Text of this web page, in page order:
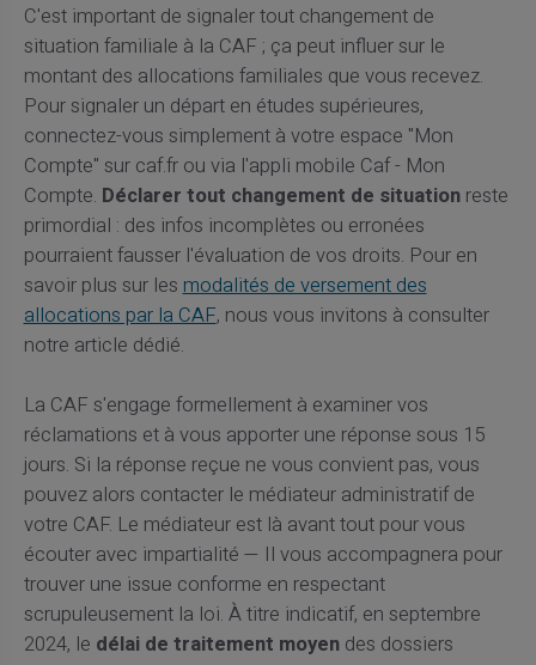
C'est important de signaler tout changement de
situation familiale à la CAF ; ça peut influer sur le
montant des allocations familiales que vous recevez.
Pour signaler un départ en études supérieures,
connectez-vous simplement à votre espace "Mon
Compte" sur caf.fr ou via l'appli mobile Caf - Mon
Compte. Déclarer tout changement de situationreste
primordial : des infos incomplètes ou erronées
pourraient fausser l'évaluation de vos droits. Pour en
savoir plus sur les modalités de versement des
allocations par la CAF, nous vous invitons à consulter
notre article dédié.
La CAF s'engage formellement à examiner vos
réclamations et à vous apporter une réponse sous 15
jours. Si la réponse reçue ne vous convient pas, vous
pouvez alors contacter le médiateur administratif de
votre CAF. Le médiateur est là avant tout pour vous
écouter avec impartialité — Il vous accompagnera pour
trouver une issue conforme en respectant
scrupuleusement la loi. À titre indicatif, en septembre
2024, le délai de traitement moyendes dossiers